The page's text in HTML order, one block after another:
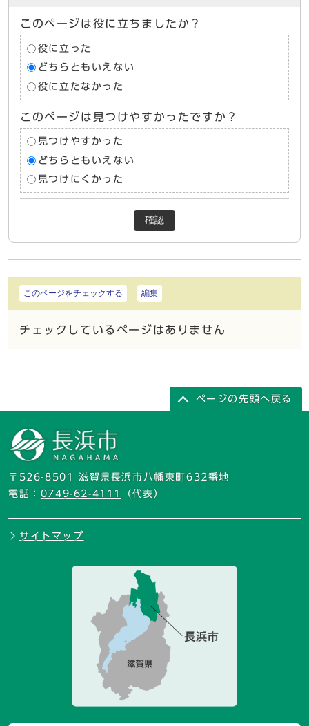
このページは役に立ちましたか？
役に立った
どちらともいえない
役に立たなかった
このページは見つけやすかったですか？
見つけやすかった
どちらともいえない
見つけにくかった
確認
このページをチェックする 編集
チェックしているページはありません
ページの先頭へ戻る
〒526-8501 滋賀県長浜市八幡東町632番地
電話： 0749-62-4111 （代表）
サイトマップ